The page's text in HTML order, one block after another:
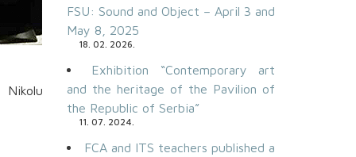
FSU: Sound and Object – April 3 and
May 8, 2025
18. 02. 2026.
Exhibition “Contemporary art
and the heritage of the Pavilion of
the Republic of Serbia”
11. 07. 2024.
FCA and ITS teachers published a